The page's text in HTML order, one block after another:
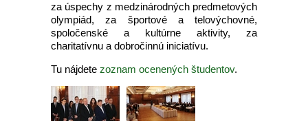
za úspechy z medzinárodných predmetových
olympiád, za športové a telovýchovné,
spoločenské a kultúrne aktivity, za
charitatívnu a dobročinnú iniciatívu.
Tu nájdete zoznam ocenených študentov.